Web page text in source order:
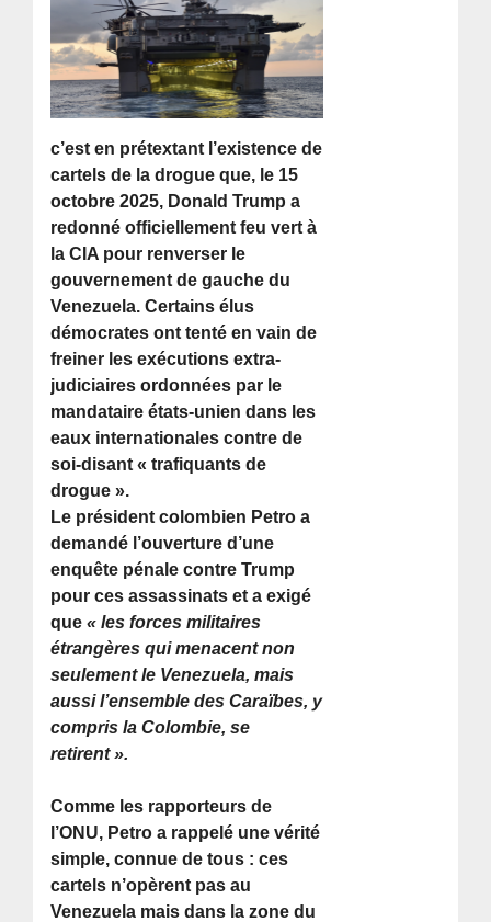
c’est en prétextant l’existence de
cartels de la drogue que, le 15
octobre 2025, Donald Trump a
redonné officiellement feu vert à
la CIA pour renverser le
gouvernement de gauche du
Venezuela. Certains élus
démocrates ont tenté en vain de
freiner les exécutions extra-
judiciaires ordonnées par le
mandataire états-unien dans les
eaux internationales contre de
soi-disant « trafiquants de
drogue ».
Le président colombien Petro a
demandé l’ouverture d’une
enquête pénale contre Trump
pour ces assassinats et a exigé
que« les forces militaires
étrangères qui menacent non
seulement le Venezuela, mais
aussi l’ensemble des Caraïbes, y
compris la Colombie, se
retirent ».
Comme les rapporteurs de
l’ONU, Petro a rappelé une vérité
simple, connue de tous : ces
cartels n’opèrent pas au
Venezuela mais dans la zone du